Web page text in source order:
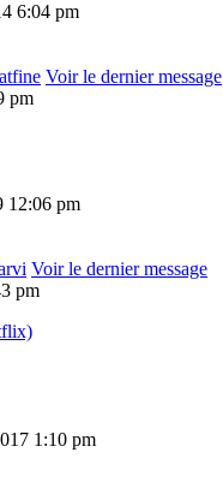
6:04 pm
Voir le dernier message
pm
12:06 pm
Voir le dernier message
pm
1:10 pm